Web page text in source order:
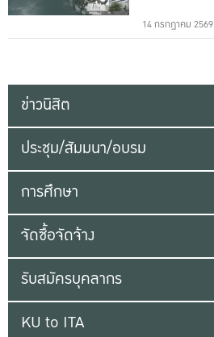
14 กรกฎาคม 2569
ข่าวนิสิต
ประชุม/สัมมนา/อบรม
การศึกษา
จัดซื้อจัดจ้าง
รับสมัครบุคลากร
KU to ITA